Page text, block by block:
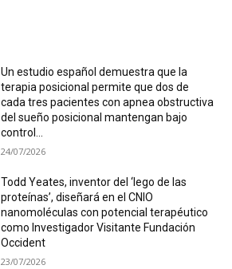
Un estudio español demuestra que la
terapia posicional permite que dos de
cada tres pacientes con apnea obstructiva
del sueño posicional mantengan bajo
control...
24/07/2026
Todd Yeates, inventor del ‘lego de las
proteínas’, diseñará en el CNIO
nanomoléculas con potencial terapéutico
como Investigador Visitante Fundación
Occident
23/07/2026